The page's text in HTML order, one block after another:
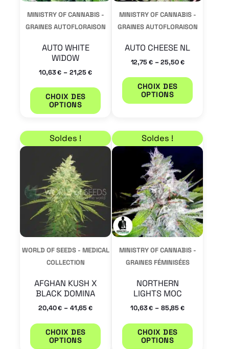
MINISTRY OF CANNABIS -
GRAINES AUTOFLORAISON
AUTO WHITE
WIDOW
10,63€ – 21,25€
CHOIX DES
OPTIONS
peuvent
être
MINISTRY OF CANNABIS -
GRAINES AUTOFLORAISON
AUTO CHEESE NL
12,75 €–25,50 €
CHOIX DES
OPTIONS
être
page
du
Soldes !
WORLD OF SEEDS - MEDICAL
COLLECTION
AFGHAN KUSH X
BLACK DOMINA
20,40€ – 41,65€
Plage de prix : 20,40 € à 41,65 €
CHOIX DES
OPTIONS
Ce
produit
variations.
Les
options
peuvent
Soldes !
MINISTRY OF CANNABIS -
GRAINES FÉMINISÉES
NORTHERN
LIGHTS MOC
10,63€ – 85,85€
Plage de prix : 10,63
CHOIX DES
OPTIONS
Ce
produit
a
Les
options